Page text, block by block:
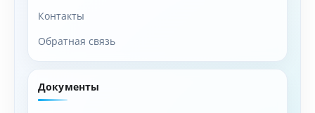
Контакты
Обратная связь
Документы